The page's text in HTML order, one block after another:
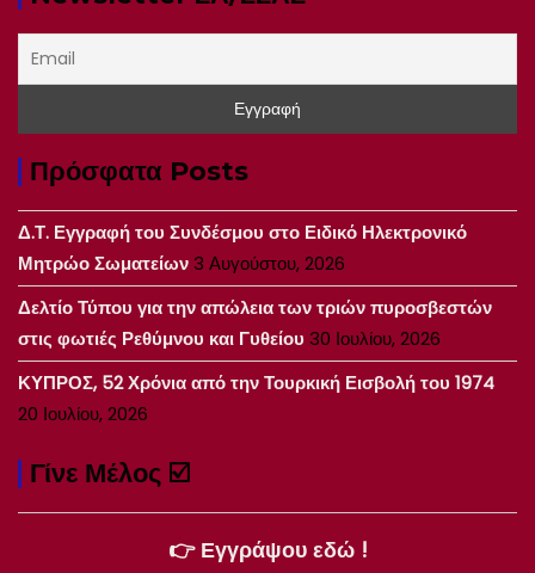
Πρόσφατα Posts
Δ.Τ. Εγγραφή του Συνδέσμου στο Ειδικό Ηλεκτρονικό
Μητρώο Σωματείων3 Αυγούστου, 2026
Δελτίο Τύπου για την απώλεια των τριών πυροσβεστών
στις φωτιές Ρεθύμνου και Γυθείου 30 Ιουλίου, 2026
ΚΥΠΡΟΣ, 52 Χρόνια από την Τουρκική Εισβολή του 1974
20 Ιουλίου, 2026
Γίνε Μέλος ☑️
👉 Εγγράψου εδώ !